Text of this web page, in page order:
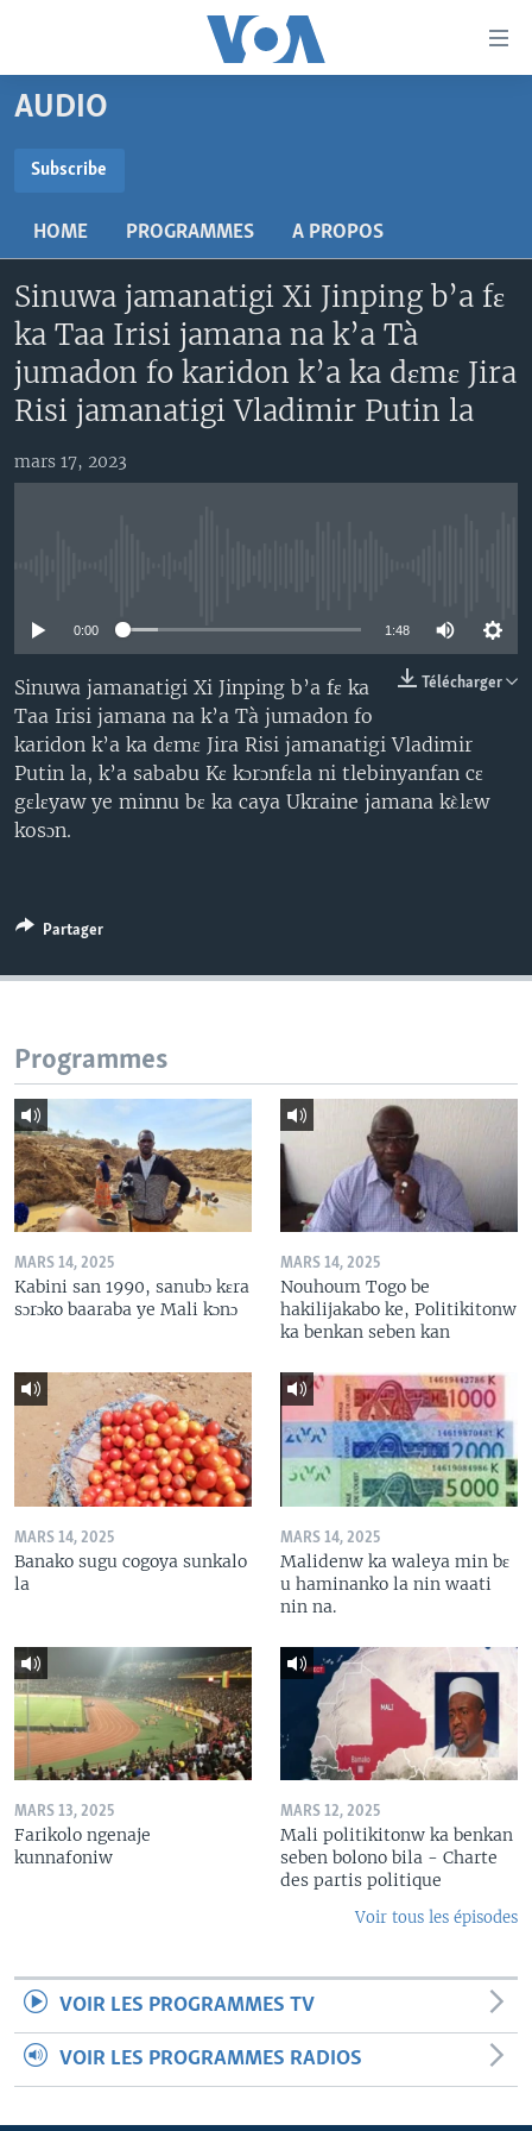
Menu
principal
navigation
principale
Retour
la
recherche
MALI KURA
RADIO
AN BA FO!
FARAFINA FOLI
Learning English
SUIVEZ-NOUS
AUDIO
Subscribe
HOME PROGRAMMES A PROPOS
Sinuwa jamanatigi Xi Jinping b’a fɛ
ka Taa Irisi jamana na k’a Tà
jumadon fo karidon k’a ka dɛmɛ Jira
Risi jamanatigi Vladimir Putin la
mars 17, 2023
0:00 1:48
Télécharger
Sinuwa jamanatigi Xi Jinping b’a fɛ ka
Taa Irisi jamana na k’a Tà jumadon fo
karidon k’a ka dɛmɛ Jira Risi jamanatigi Vladimir
Putin la, k’a sababu Kɛ kɔrɔnfɛla ni tlebinyanfan cɛ
gɛlɛyaw ye minnu bɛ ka caya Ukraine jamana kὲlɛw
kosɔn.
Partager
Programmes
MARS 14, 2025
Kabini san 1990, sanubɔ kɛra
sɔrɔko baaraba ye Mali kɔnɔ
MARS 14, 2025
Nouhoum Togo be
hakilijakabo ke, Politikitonw
ka benkan seben kan
MARS 14, 2025
Banako sugu cogoya sunkalo
la
MARS 14, 2025
Malidenw ka waleya min bɛ
u haminanko la nin waati
nin na.
MARS 13, 2025
Farikolo ngenaje
kunnafoniw
MARS 12, 2025
Mali politikitonw ka benkan
seben bolono bila - Charte
des partis politique
Voir tous les épisodes
VOIR LES PROGRAMMES TV
VOIR LES PROGRAMMES RADIOS